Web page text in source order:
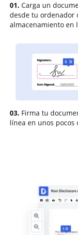
01. Carga un
desde tu ordenador
almacenamiento en
03. Firma tu
línea en unos pocos